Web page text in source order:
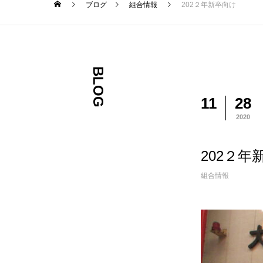
ブログ 組合情報 202２年新卒向け
BLOG 11 28
2020
202２年
組合情報